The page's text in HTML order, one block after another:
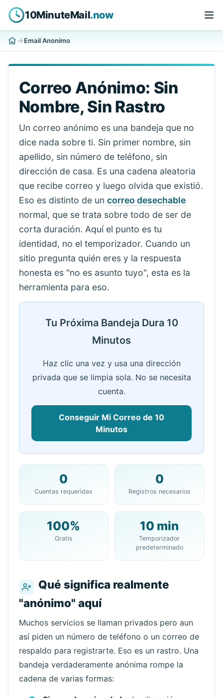
10MinuteMail.now
Email Anonimo
Correo Anónimo: Sin
Nombre, Sin Rastro
Un correo anónimo es una bandeja que no
dice nada sobre ti. Sin primer nombre, sin
apellido, sin número de teléfono, sin
dirección de casa. Es una cadena aleatoria
que recibe correo y luego olvida que existió.
Eso es distinto de un correo desechable
normal, que se trata sobre todo de ser de
corta duración. Aquí el punto es tu
identidad, no el temporizador. Cuando un
sitio pregunta quién eres y la respuesta
honesta es "no es asunto tuyo", esta es la
herramienta para eso.
Tu Próxima Bandeja Dura 10
Minutos
Haz clic una vez y usa una dirección
privada que se limpia sola. No se necesita
cuenta.
Conseguir Mi Correo de 10
Minutos
Tu Dirección de 10 Minute
Mail:
QR
Próxima actualización en
Remitente Asunto Acción
0
Cuentas requeridas
0
Registros necesarios
100%
Gratis
10 min
Temporizador
predeterminado
Qué significa realmente
"anónimo" aquí
Muchos servicios se llaman privados pero aun
así piden un número de teléfono o un correo de
respaldo para registrarte. Eso es un rastro. Una
bandeja verdaderamente anónima rompe la
cadena de varias formas: